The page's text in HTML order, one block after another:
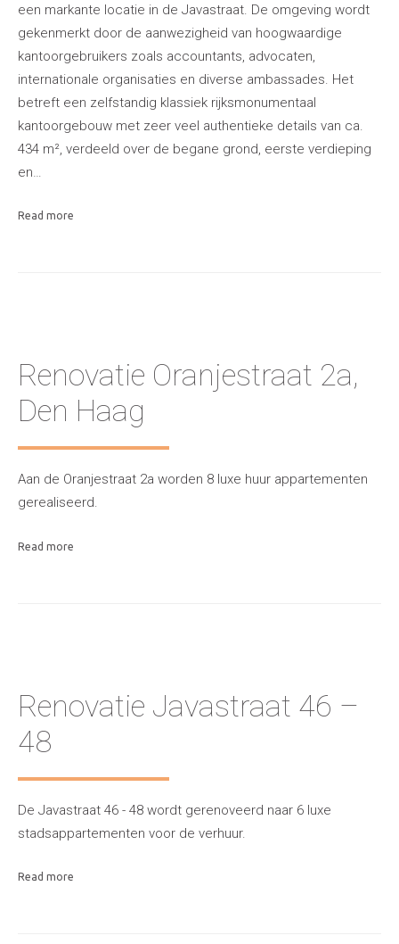
een markante locatie in de Javastraat. De omgeving wordt
gekenmerkt door de aanwezigheid van hoogwaardige
kantoorgebruikers zoals accountants, advocaten,
internationale organisaties en diverse ambassades. Het
betreft een zelfstandig klassiek rijksmonumentaal
kantoorgebouw met zeer veel authentieke details van ca.
434 m², verdeeld over de begane grond, eerste verdieping
en…
Read more
Renovatie Oranjestraat 2a,
Den Haag
Aan de Oranjestraat 2a worden 8 luxe huur appartementen
gerealiseerd.
Read more
Renovatie Javastraat 46 –
48
De Javastraat 46 - 48 wordt gerenoveerd naar 6 luxe
stadsappartementen voor de verhuur.
Read more